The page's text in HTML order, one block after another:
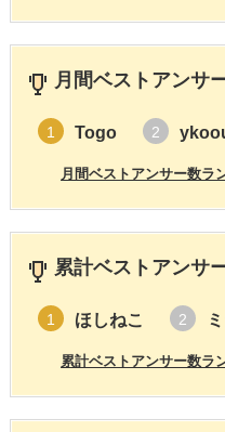
月間ベストアンサ
1 Togo 2
月間ベストアンサー数ラ
累計ベストアンサ
1 ほしねこ 2
累計ベストアンサー数ラ